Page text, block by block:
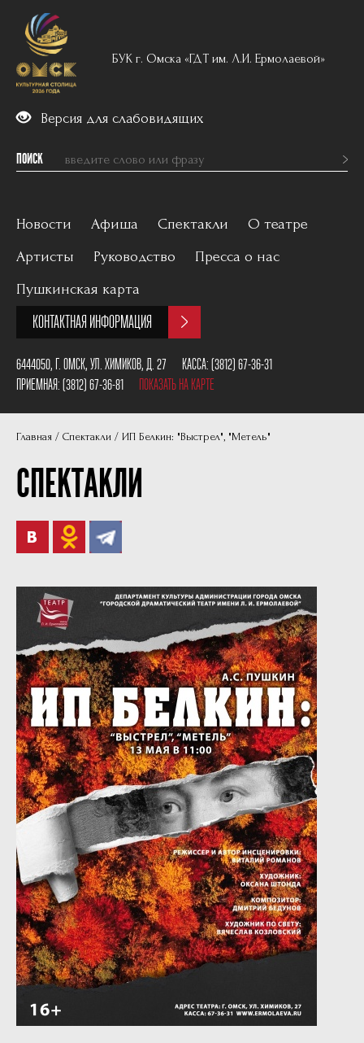
БУК г. Омска «ГДТ им. Л.И. Ермолаевой»
Версия для слабовидящих
ПОИСК
Новости Афиша Спектакли
Вечерний репертуар
Пушкинская карта
О театре
История
Наши партнеры
Документы
Артисты Руководство
Пресса о нас
Пушкинская карта
КОНТАКТНАЯ ИНФОРМАЦИЯ
6444050, Г. ОМСК, УЛ. ХИМИКОВ, Д. 27 КАССА:(3812) 67-36-31
ПРИЕМНАЯ:(3812) 67-36-81 ПОКАЗАТЬ НА КАРТЕ
Главная Спектакли ИП Белкин: "Выстрел", "Метель"
СПЕКТАКЛИ